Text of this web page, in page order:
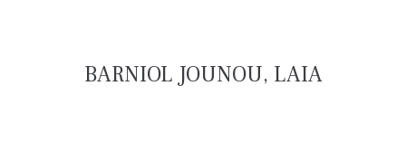
BARNIOL JOUNOU, LAIA